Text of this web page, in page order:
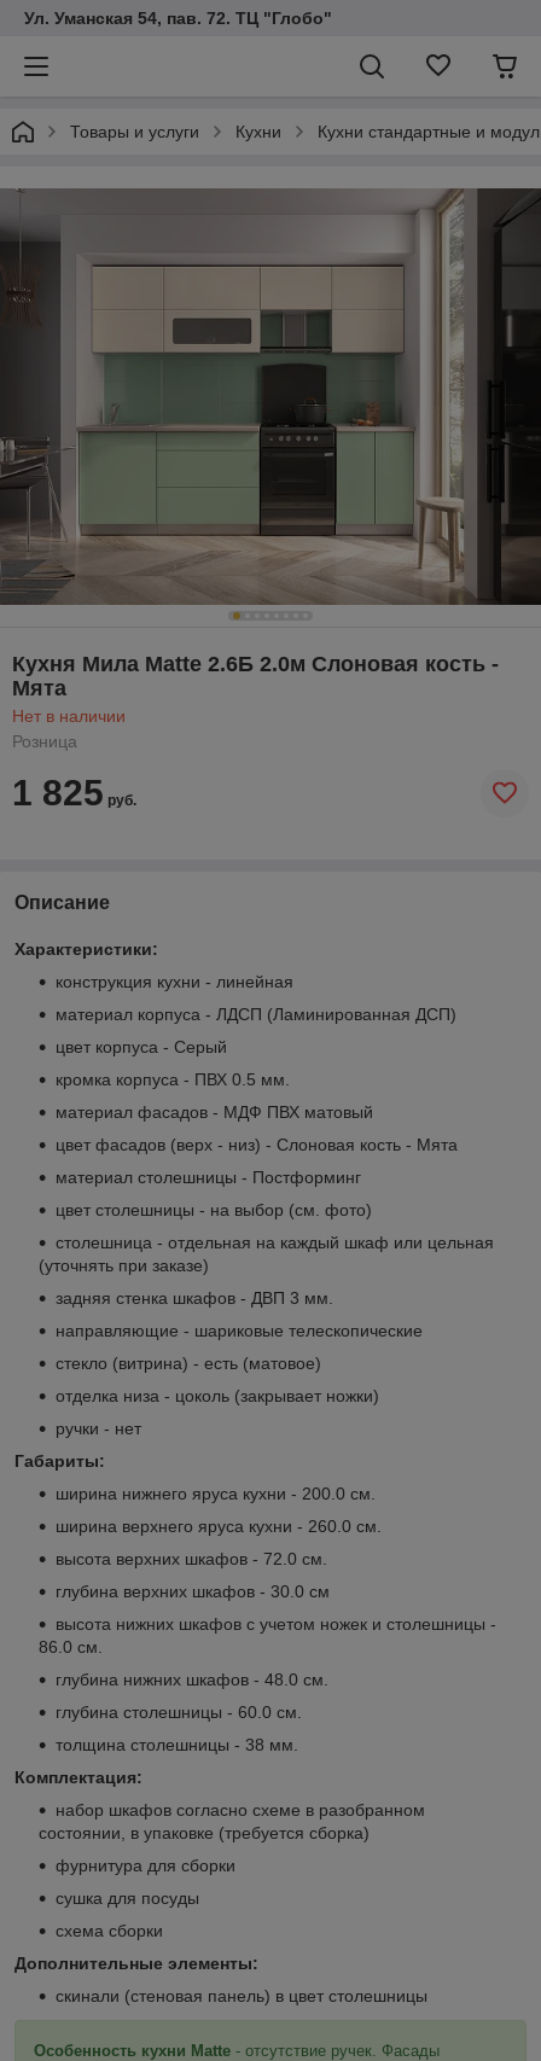
Ул. Уманская 54, пав. 72. ТЦ "Глобо"
Товары и услуги Кухни Кухни стандартные и
Кухня Мила Matte 2.6Б 2.0м Слоновая кость -
Мята
Нет в наличии
Розница
1 825 руб.
Описание
Характеристики:
конструкция кухни - линейная
материал корпуса - ЛДСП (Ламинированная ДСП)
цвет корпуса - Серый
кромка корпуса - ПВХ 0.5 мм.
материал фасадов - МДФ ПВХ матовый
цвет фасадов (верх - низ) - Слоновая кость - Мята
материал столешницы - Постформинг
цвет столешницы - на выбор (см. фото)
столешница - отдельная на каждый шкаф или цельная
(уточнять при заказе)
задняя стенка шкафов - ДВП 3 мм.
направляющие - шариковые телескопические
стекло (витрина) - есть (матовое)
отделка низа - цоколь (закрывает ножки)
ручки - нет
Габариты:
ширина нижнего яруса кухни - 200.0 см.
ширина верхнего яруса кухни - 260.0 см.
высота верхних шкафов - 72.0 см.
глубина верхних шкафов - 30.0 см
высота нижних шкафов с учетом ножек и столешницы -
86.0 см.
глубина нижних шкафов - 48.0 см.
глубина столешницы - 60.0 см.
толщина столешницы - 38 мм.
Комплектация:
набор шкафов согласно схеме в разобранном
состоянии, в упаковке (требуется сборка)
фурнитура для сборки
сушка для посуды
схема сборки
Дополнительные элементы:
скинали (стеновая панель) в цвет столешницы
Особенность кухни Matte - отсутствие ручек. Фасады